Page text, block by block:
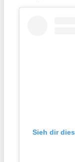
Sieh dir